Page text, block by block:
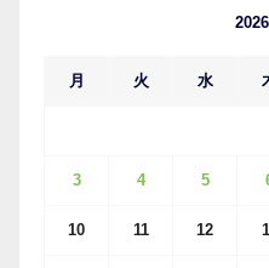
月 火 水
3 4 5
10 11 12